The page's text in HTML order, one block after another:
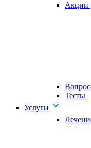
Акции
Тесты
Услуги